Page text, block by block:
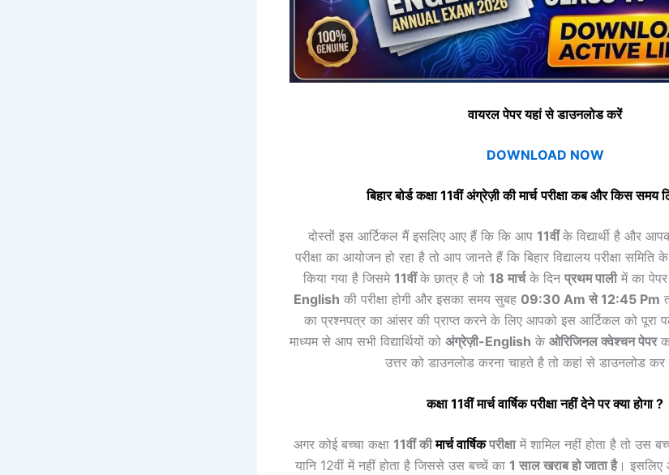
वायरल पेपर यहां से डाउनलोड करें
DOWNLOAD NOW
बिहार बोर्ड कक्षा 11वींअंग्रेज़ीकीमार्च परीक्षा कब और किस समय
दोस्तों इस आर्टिकल मैं इसलिए आए हैं कि कि आप 11वींके विद्यार्थी है और
परीक्षा का आयोजन हो रहा है तो आप जानते हैं कि बिहार विद्यालय परीक्षा समिति
किया गया है जिसमे 11वींके छात्र है जो 18 मार्चके दिन प्रथम पालीमें का पेपर
English की परीक्षा होगी और इसका समय सुबह 09:30 Am से 12:45 Pm
का प्रश्नपत्र का आंसर की प्राप्त करने के लिए आपको इस आर्टिकल को पूरा
माध्यम से आप सभी विद्यार्थियों को अंग्रेज़ी-English के ओरिजिनल क्वेश्चन पेपर
उत्तर को डाउनलोड करना चाहते है तो कहां से डाउनलोड
कक्षा 11वींमार्च वार्षिकपरीक्षा नहीं देने पर क्या होगा ?
अगर कोई बच्चा कक्षा 11वीं कीमार्च वार्षिकपरीक्षामें शामिल नहीं होता है तो उस
यानि 12वीं में नहीं होता है जिससे उस बच्चें का 1 साल खराब हो जाता है। इसलिए